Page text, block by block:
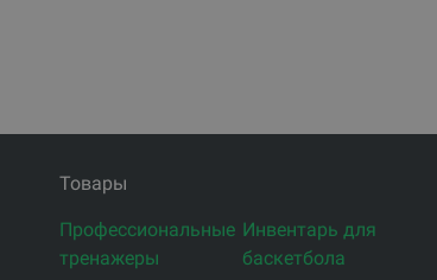
Товары
Профессиональные
тренажеры
Инвентарь для
баскетбола